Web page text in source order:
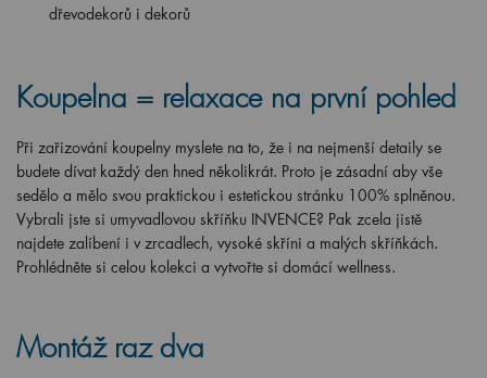
dřevodekorů i dekorů
Koupelna = relaxace na první pohled
Při zařizování koupelny myslete na to, že i na nejmenší detaily se
budete dívat každý den hned několikrát. Proto je zásadní aby vše
sedělo a mělo svou praktickou i estetickou stránku 100% splněnou.
Vybrali jste si umyvadlovou skříňku INVENCE? Pak zcela jistě
najdete zalíbení i v zrcadlech, vysoké skříni a malých skříňkách.
Prohlédněte si celou kolekci a vytvořte si domácí wellness.
Montáž raz dva